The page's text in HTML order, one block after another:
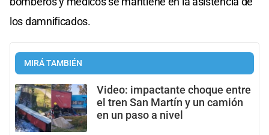
los damnificados.
MIRÁ TAMBIÉN
Video: impactante choque entre
el tren San Martín y un camión
en un paso a nivel